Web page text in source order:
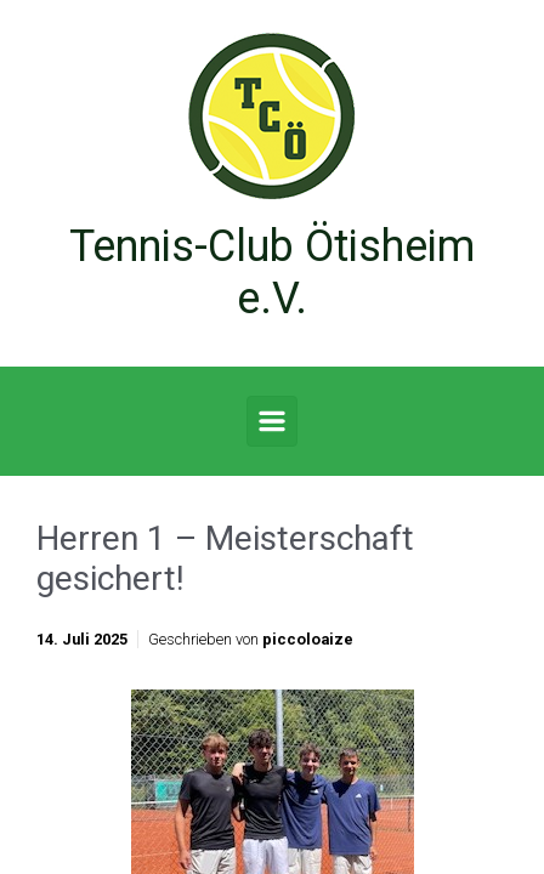
Tennis-Club Ötisheim
e.V.
Herren 1 – Meisterschaft
gesichert!
14. Juli 2025 Geschrieben von piccoloaize